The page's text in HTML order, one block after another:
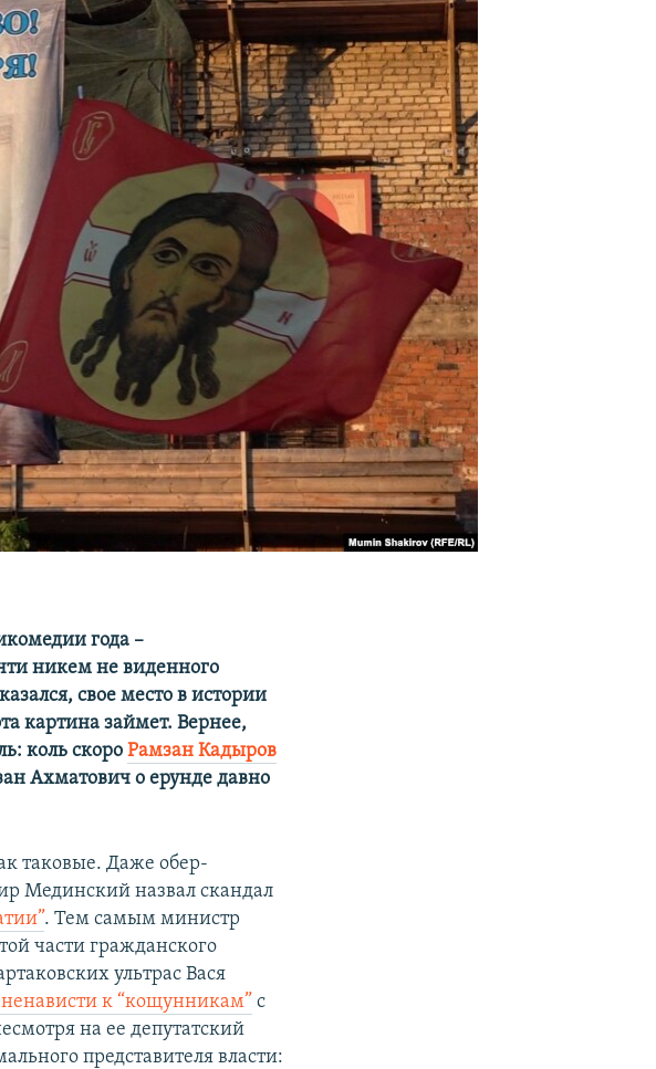
года –
никем не виденного
свое место в истории
картина займет. Вернее,
коль скороРамзан Кадыров
Ахматович о ерунде давно
таковые. Даже обер-
Мединский назвал скандал
. Тем самым министр
части гражданского
ультрас Вася
к “кощунникам” с
на ее депутатский
представителя власти: